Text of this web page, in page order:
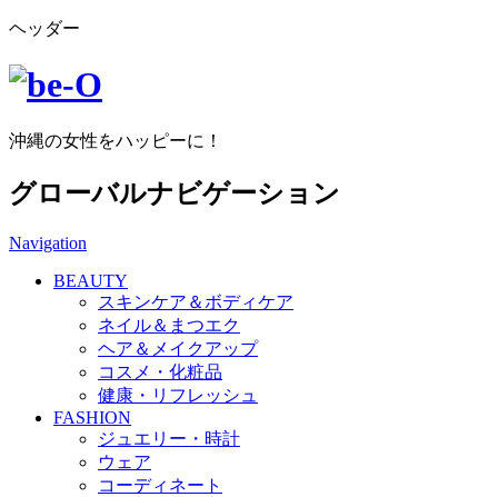
ヘッダー
沖縄の女性をハッピーに！
グローバルナビゲーション
Navigation
BEAUTY
スキンケア＆ボディケア
ネイル＆まつエク
ヘア＆メイクアップ
コスメ・化粧品
健康・リフレッシュ
FASHION
ジュエリー・時計
ウェア
コーディネート